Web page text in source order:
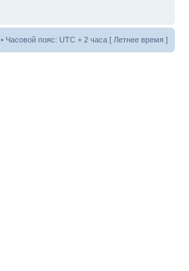
• Часовой пояс: UTC + 2 часа [ Летнее время ]